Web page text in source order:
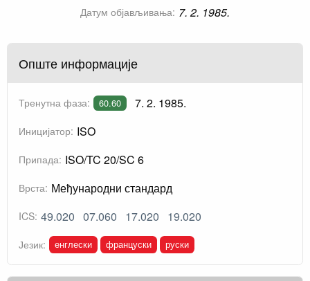
Датум објављивања: 7. 2. 1985.
Опште информације
Тренутна фаза: 60.60 7. 2. 1985.
Иницијатор: ISO
Припада: ISO/TC 20/SC 6
Врста: Међународни стандард
ICS: 49.020 07.060 17.020 19.020
Језик: енглески француски руски